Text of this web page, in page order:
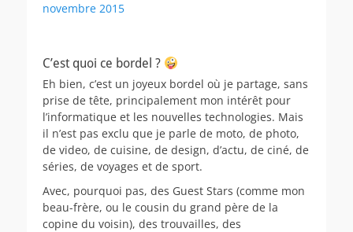
novembre 2015
C’est quoi ce bordel ?
Eh bien, c’est un joyeux bordel où je partage, sans
prise de tête, principalement mon intérêt pour
l’informatique et les nouvelles technologies. Mais
il n’est pas exclu que je parle de moto, de photo,
de video, de cuisine, de design, d’actu, de ciné, de
séries, de voyages et de sport.
Avec, pourquoi pas, des Guest Stars (comme mon
beau-frère, ou le cousin du grand père de la
copine du voisin), des trouvailles, des